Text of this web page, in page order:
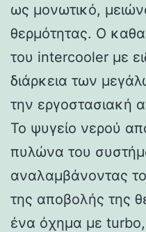
ως μονωτικό,
θερμότητας. Ο
του intercooler με
διάρκεια των
την εργοστασιακή
Το ψυγείο νερού
πυλώνα του
αναλαμβάνοντας
της αποβολής της
ένα όχημα με